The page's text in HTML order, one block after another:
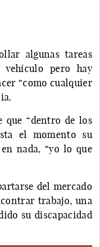
algunas tareas
pero hay
“como cualquier
que “dentro de los
el momento su
nada, “yo lo que
del mercado
trabajo, una
su discapacidad